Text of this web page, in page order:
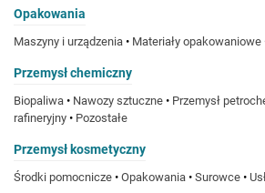
Opakowania
Maszyny i urządzenia • Materiały opakowaniowe
Przemysł chemiczny
Biopaliwa • Nawozy sztuczne • Przemysł
rafineryjny • Pozostałe
Przemysł kosmetyczny
Środki pomocnicze • Opakowania • Surowce •